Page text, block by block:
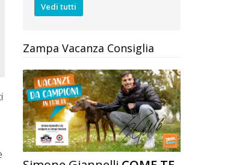
Vedi tutti
Zampa Vacanza Consiglia